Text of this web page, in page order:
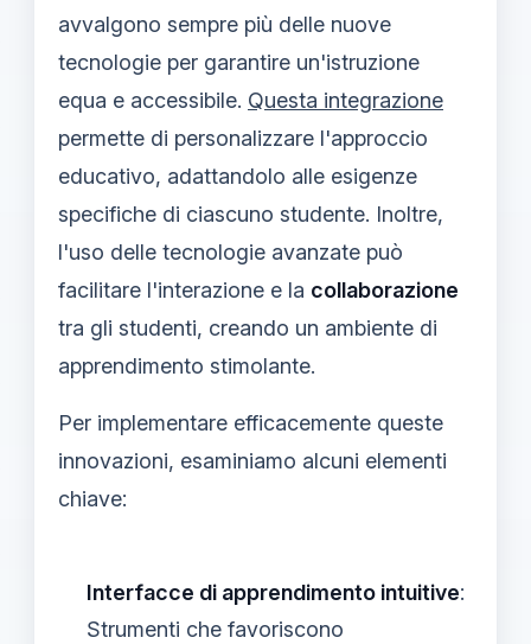
avvalgono sempre più delle nuove
tecnologie per garantire un'istruzione
equa e accessibile. Questa integrazione
permette di personalizzare l'approccio
educativo, adattandolo alle esigenze
specifiche di ciascuno studente. Inoltre,
l'uso delle tecnologie avanzate può
facilitare l'interazione e la collaborazione
tra gli studenti, creando un ambiente di
apprendimento stimolante.
Per implementare efficacemente queste
innovazioni, esaminiamo alcuni elementi
chiave:
Interfacce di apprendimento intuitive:
Strumenti che favoriscono